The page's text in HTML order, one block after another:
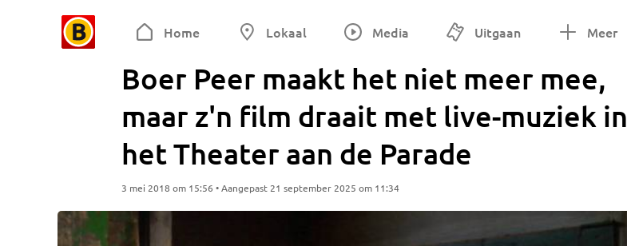
Home Lokaal Media Uitgaan Meer
Boer Peer maakt het niet meer mee,
maar z'n film draait met live-muziek in
het Theater aan de Parade
3 mei 2018 om 15:56 • Aangepast 21 september 2025 om 11:34